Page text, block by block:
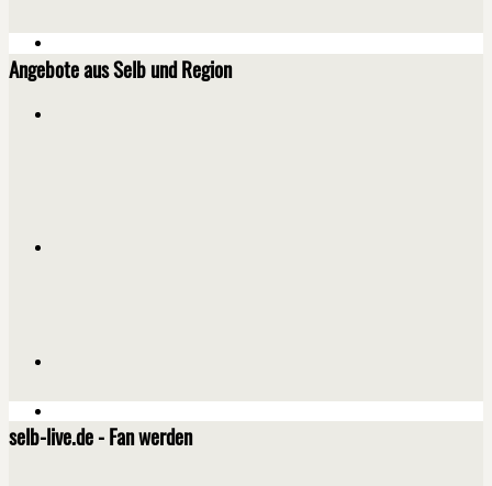
Angebote aus Selb und Region
selb-live.de - Fan werden